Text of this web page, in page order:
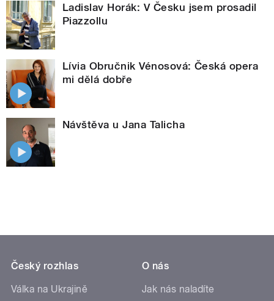
Ladislav Horák: V Česku jsem prosadil
Piazzollu
Lívia Obručnik Vénosová: Česká opera
mi dělá dobře
Návštěva u Jana Talicha
Český rozhlas
Válka na Ukrajině
O nás
Jak nás naladíte